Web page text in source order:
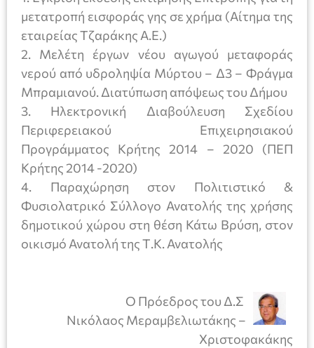
μετατροπή εισφοράς γης σε χρήμα (Αίτημα της
εταιρείας Τζαράκης Α.Ε.)
2. Μελέτη έργων νέου αγωγού μεταφοράς
νερού από υδροληψία Μύρτου – Δ3 – Φράγμα
Μπραμιανού. Διατύπωση απόψεως του Δήμου
3. Ηλεκτρονική Διαβούλευση Σχεδίου
Περιφερειακού Επιχειρησιακού
Προγράμματος Κρήτης 2014 – 2020 (ΠΕΠ
Κρήτης 2014 -2020)
4. Παραχώρηση στον Πολιτιστικό &
Φυσιολατρικό Σύλλογο Ανατολής της χρήσης
δημοτικού χώρου στη θέση Κάτω Βρύση, στον
οικισμό Ανατολή της Τ.Κ. Ανατολής
Ο Πρόεδρος του Δ.Σ
Νικόλαος Μεραμβελιωτάκης –
Χριστοφακάκης